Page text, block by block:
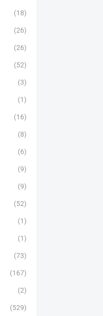
(18)
(26)
(26)
(52)
(3)
(1)
(16)
(8)
(6)
(9)
(9)
(52)
(1)
(1)
(73)
(167)
(2)
(529)